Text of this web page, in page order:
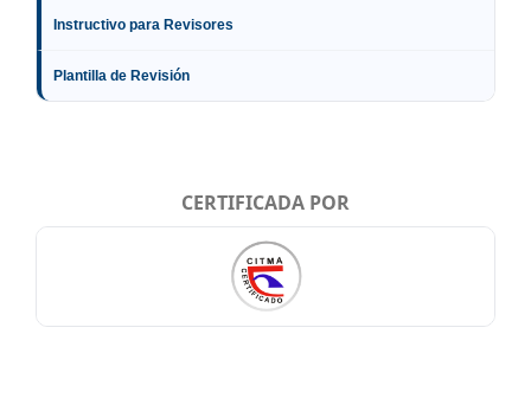
Instructivo para Revisores
Plantilla de Revisión
CERTIFICADA POR